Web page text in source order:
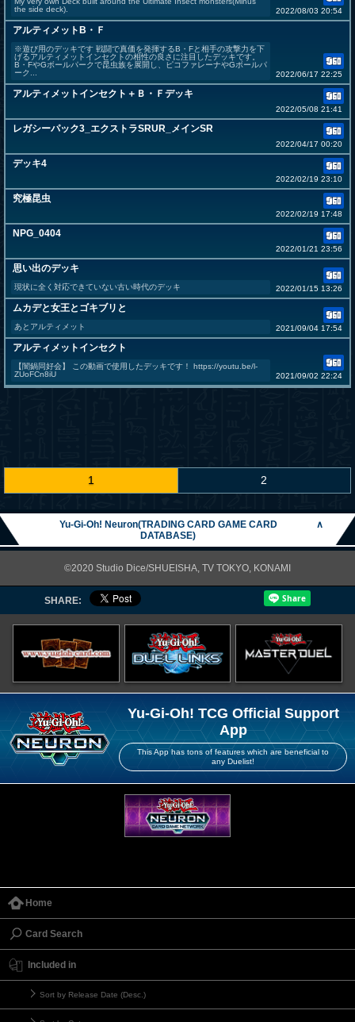
the side deck).
2022/08/03 20:54
アルティメットB・Ｆ
※遊び用のデッキです 戦闘で真価を発揮するB・Fと相手の攻撃力を下
げるアルティメットインセクトの相性の良さに注目したデッキです。
B・FやGボールパークで昆虫族を展開し、ピコファレーナやGボールパ
ーク...
2022/06/17 22:25
アルティメットインセクト＋Ｂ・Ｆデッキ
2022/05/08 21:41
レガシーパック3_エクストラSRUR_メインSR
2022/04/17 00:20
デッキ4
2022/02/19 23:10
究極昆虫
2022/02/19 17:48
NPG_0404
2022/01/21 23:56
思い出のデッキ
現状に全く対応できていない古い時代のデッキ 2022/01/15 13:26
ムカデと女王とゴキブリと
あとアルティメット 2021/09/04 17:54
アルティメットインセクト
【闇鍋同好会】 この動画で使用したデッキです！ https://youtu.be/l-
ZUoFCn8iU
2021/09/02 22:24
1 2
Yu-Gi-Oh! Neuron(TRADING CARD GAME CARD
DATABASE)
∧
©2020 Studio Dice/SHUEISHA, TV TOKYO, KONAMI
SHARE:
Yu-Gi-Oh! TCG Official Support
App
This App has tons of features which are beneficial to
any Duelist!
Home
Card Search
Included in
Sort by Release Date (Desc.)